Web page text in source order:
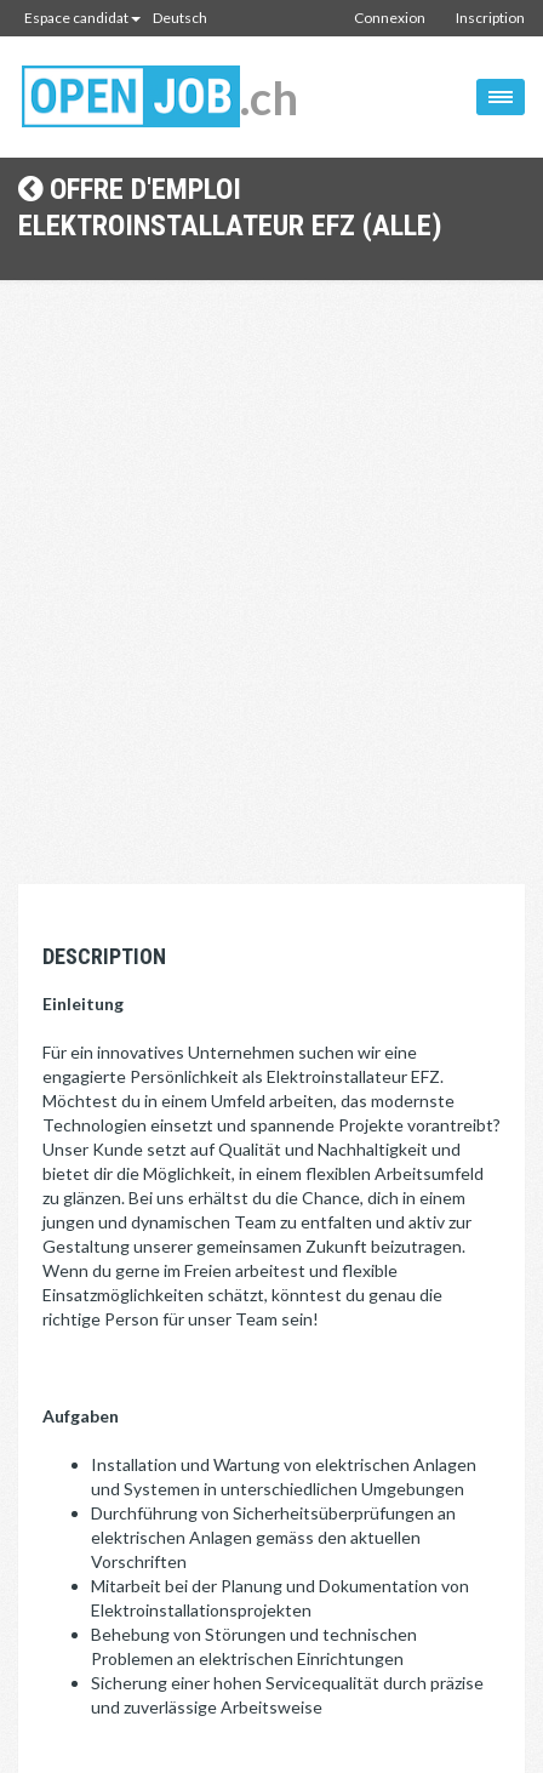
Espace candidat Deutsch Inscription
Connexion
.ch
OFFRE D'EMPLOI
ELEKTROINSTALLATEUR EFZ (ALLE)
DESCRIPTION
Einleitung
Für ein innovatives Unternehmen suchen wir eine
engagierte Persönlichkeit als Elektroinstallateur EFZ.
Möchtest du in einem Umfeld arbeiten, das modernste
Technologien einsetzt und spannende Projekte vorantreibt?
Unser Kunde setzt auf Qualität und Nachhaltigkeit und
bietet dir die Möglichkeit, in einem flexiblen Arbeitsumfeld
zu glänzen. Bei uns erhältst du die Chance, dich in einem
jungen und dynamischen Team zu entfalten und aktiv zur
Gestaltung unserer gemeinsamen Zukunft beizutragen.
Wenn du gerne im Freien arbeitest und flexible
Einsatzmöglichkeiten schätzt, könntest du genau die
richtige Person für unser Team sein!
Aufgaben
Installation und Wartung von elektrischen Anlagen
und Systemen in unterschiedlichen Umgebungen
Durchführung von Sicherheitsüberprüfungen an
elektrischen Anlagen gemäss den aktuellen
Vorschriften
Mitarbeit bei der Planung und Dokumentation von
Elektroinstallationsprojekten
Behebung von Störungen und technischen
Problemen an elektrischen Einrichtungen
Sicherung einer hohen Servicequalität durch präzise
und zuverlässige Arbeitsweise